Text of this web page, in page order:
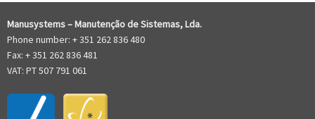
Manusystems –Manutenção de Sistemas, Lda.
Phone number: + 351 262 836 480
Fax: + 351 262 836 481
VAT: PT 507 791 061